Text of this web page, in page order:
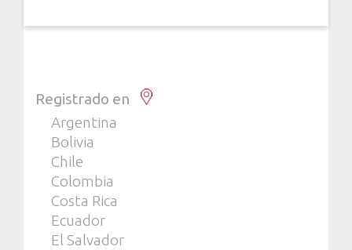
Registrado en
Argentina
Bolivia
Chile
Colombia
Costa Rica
Ecuador
El Salvador